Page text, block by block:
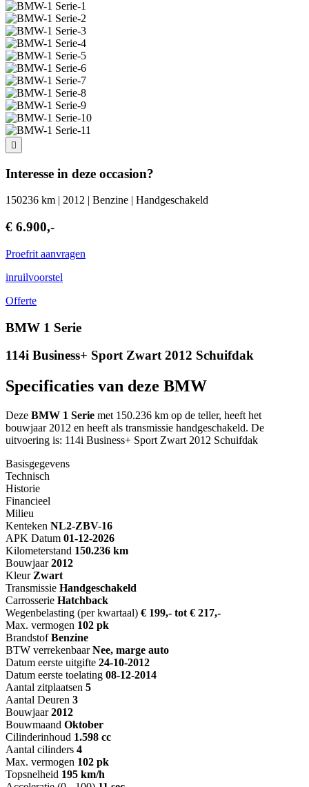
Interesse in deze occasion?
150236 km | 2012 | Benzine | Handgeschakeld
€ 6.900,-
Proefrit aanvragen
inruilvoorstel
Offerte
BMW 1 Serie
114i Business+ Sport Zwart 2012 Schuifdak
Specificaties van deze BMW
Deze BMW 1 Serie met 150.236 km op de teller, heeft het
bouwjaar 2012 en heeft als transmissie handgeschakeld. De
uitvoering is: 114i Business+ Sport Zwart 2012 Schuifdak
Basisgegevens
Technisch
Historie
Financieel
Milieu
Kenteken NL2-ZBV-16
APK Datum 01-12-2026
Kilometerstand 150.236 km
Bouwjaar 2012
Kleur Zwart
Transmissie Handgeschakeld
Carrosserie Hatchback
Wegenbelasting (per kwartaal) € 199,- tot € 217,-
Max. vermogen 102 pk
Brandstof Benzine
BTW verrekenbaar Nee, marge auto
Datum eerste uitgifte 24-10-2012
Datum eerste toelating 08-12-2014
Aantal zitplaatsen 5
Aantal Deuren 3
Bouwjaar 2012
Bouwmaand Oktober
Cilinderinhoud 1.598 cc
Aantal cilinders 4
Max. vermogen 102 pk
Topsnelheid 195 km/h